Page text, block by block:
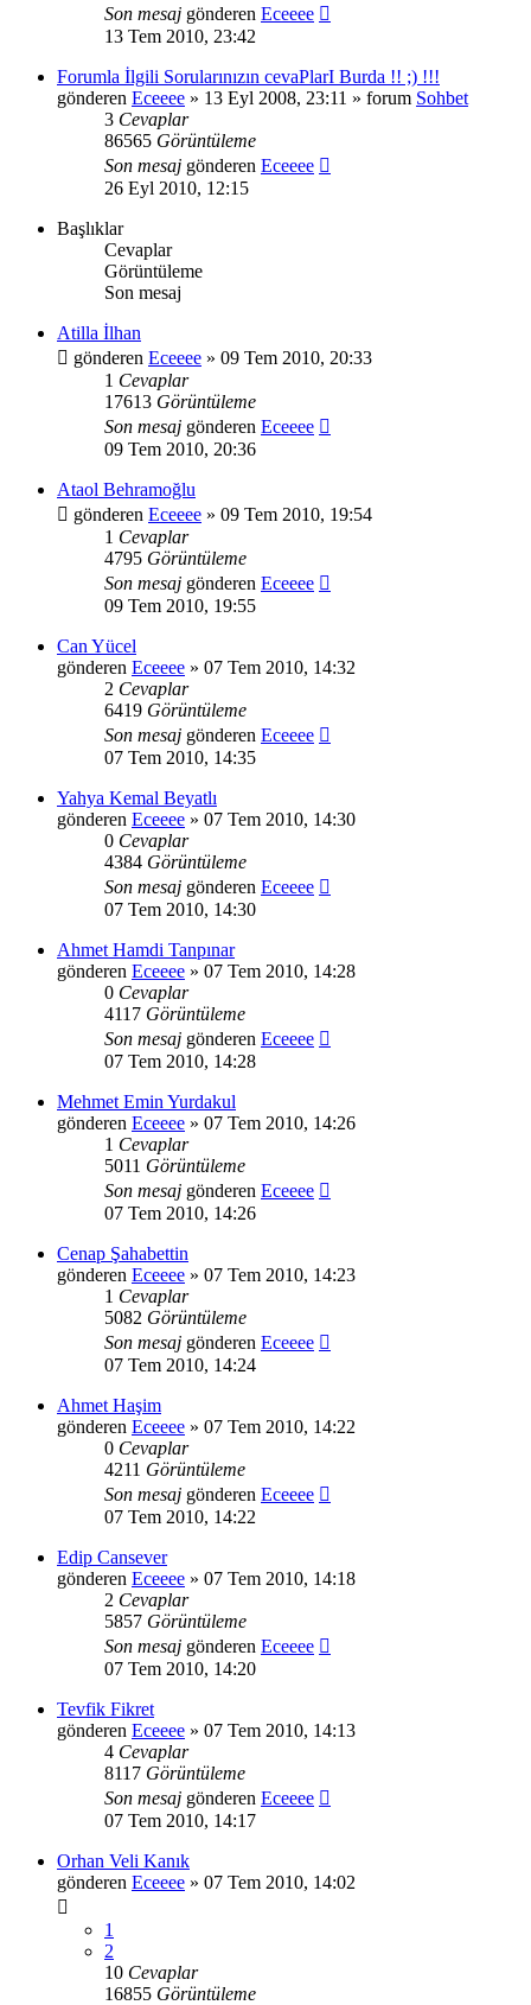
Son mesaj gönderen Eceeee
13 Tem 2010, 23:42
Forumla İlgili Sorularınızın cevaPlarI Burda !! ;) !!!
gönderen Eceeee » 13 Eyl 2008, 23:11 » forum Sohbet
3 Cevaplar
86565 Görüntüleme
Son mesaj gönderen Eceeee
26 Eyl 2010, 12:15
Başlıklar
Cevaplar
Görüntüleme
Son mesaj
Atilla İlhan
gönderen Eceeee » 09 Tem 2010, 20:33
1 Cevaplar
17613 Görüntüleme
Son mesaj gönderen Eceeee
09 Tem 2010, 20:36
Ataol Behramoğlu
gönderen Eceeee » 09 Tem 2010, 19:54
1 Cevaplar
4795 Görüntüleme
Son mesaj gönderen Eceeee
09 Tem 2010, 19:55
Can Yücel
gönderen Eceeee » 07 Tem 2010, 14:32
2 Cevaplar
6419 Görüntüleme
Son mesaj gönderen Eceeee
07 Tem 2010, 14:35
Yahya Kemal Beyatlı
gönderen Eceeee » 07 Tem 2010, 14:30
0 Cevaplar
4384 Görüntüleme
Son mesaj gönderen Eceeee
07 Tem 2010, 14:30
Ahmet Hamdi Tanpınar
gönderen Eceeee » 07 Tem 2010, 14:28
0 Cevaplar
4117 Görüntüleme
Son mesaj gönderen Eceeee
07 Tem 2010, 14:28
Mehmet Emin Yurdakul
gönderen Eceeee » 07 Tem 2010, 14:26
1 Cevaplar
5011 Görüntüleme
Son mesaj gönderen Eceeee
07 Tem 2010, 14:26
Cenap Şahabettin
gönderen Eceeee » 07 Tem 2010, 14:23
1 Cevaplar
5082 Görüntüleme
Son mesaj gönderen Eceeee
07 Tem 2010, 14:24
Ahmet Haşim
gönderen Eceeee » 07 Tem 2010, 14:22
0 Cevaplar
4211 Görüntüleme
Son mesaj gönderen Eceeee
07 Tem 2010, 14:22
Edip Cansever
gönderen Eceeee » 07 Tem 2010, 14:18
2 Cevaplar
5857 Görüntüleme
Son mesaj gönderen Eceeee
07 Tem 2010, 14:20
Tevfik Fikret
gönderen Eceeee » 07 Tem 2010, 14:13
4 Cevaplar
8117 Görüntüleme
Son mesaj gönderen Eceeee
07 Tem 2010, 14:17
Orhan Veli Kanık
gönderen Eceeee » 07 Tem 2010, 14:02
1
2
10 Cevaplar
16855 Görüntüleme